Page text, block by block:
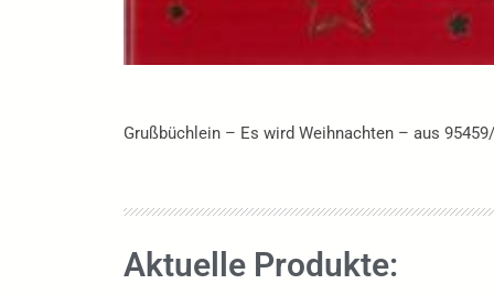
Grußbüchlein – Es wird Weihnachten – aus
Aktuelle Produkte: